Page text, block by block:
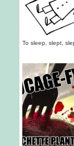
To sleep, slept,